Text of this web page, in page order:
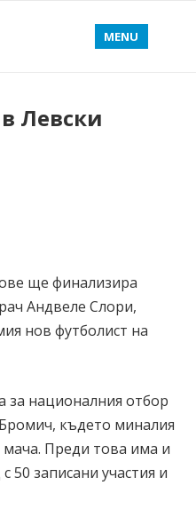
MENU
Левски
ще финализира
Андвеле Слори,
нов футболист на
за националния отбор
където миналия
мача. Преди това има и
50 записани участия и